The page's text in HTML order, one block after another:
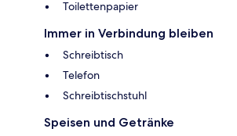
Toilettenpapier
Immer in Verbindung bleiben
Schreibtisch
Telefon
Schreibtischstuhl
Speisen und Getränke